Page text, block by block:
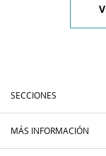
SECCIONES
MÁS INFORMACIÓN